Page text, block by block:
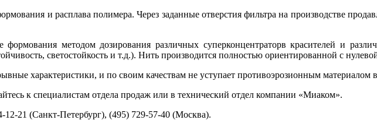
и расплава полимера. Через заданные отверстия фильтра на производстве
формования методом дозирования различных суперконцентраторв красителей и
светостойкость и т.д.). Нить производится полностью ориентированной с
характеристики, и по своим качествам не уступает противоэрозионным
к специалистам отдела продаж или в технический отдел компании «Миаком».
21 (Санкт-Петербург), (495) 729-57-40 (Москва).